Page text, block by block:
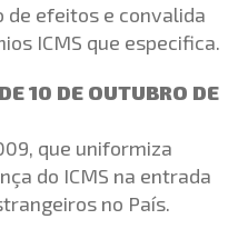
de efeitos e convalida
ICMS que especifica.
10 DE OUTUBRO DE
que uniformiza
do ICMS na entrada
no País.